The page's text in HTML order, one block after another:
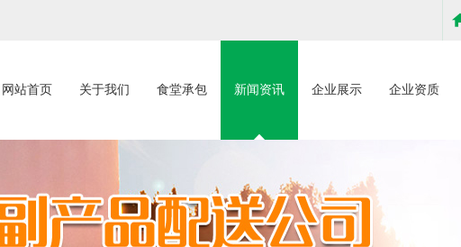
网站首页 关于我们 食堂承包 新闻资讯 企业展示 企业资质